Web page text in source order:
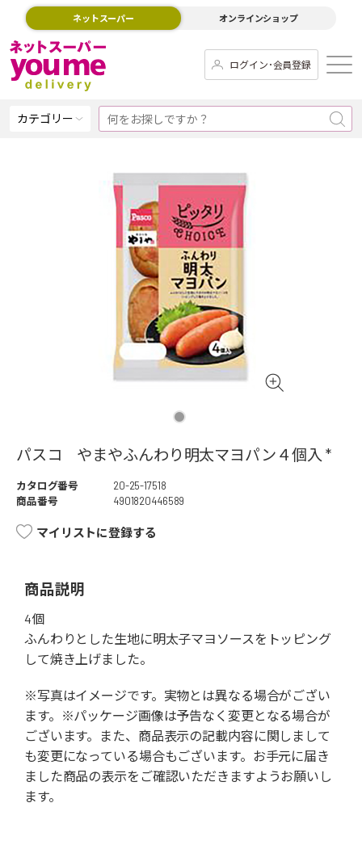
ネットスーパー オンラインショップ
ログイン･会員登録
カテゴリー
パスコ やまやふんわり明太マヨパン４個入 *
カタログ番号
20-25-17518
商品番号
4901820446589
マイリストに登録する
商品説明
4個
ふんわりとした生地に明太子マヨソースをトッピング
して焼き上げました。
※写真はイメージです。実物とは異なる場合がござい
ます。※パッケージ画像は予告なく変更となる場合が
ございます。また、商品表示の記載内容に関しまして
も変更になっている場合もございます。お手元に届き
ました商品の表示をご確認いただきますようお願いし
ます。